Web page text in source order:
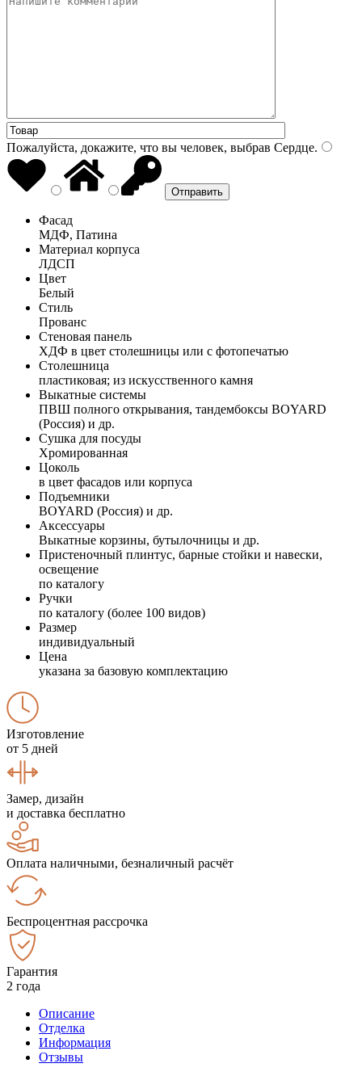
Пожалуйста, докажите, что вы человек, выбрав Сердце.
Фасад
МДФ, Патина
Материал корпуса
ЛДСП
Цвет
Белый
Стиль
Прованс
Стеновая панель
ХДФ в цвет столешницы или с фотопечатью
Столешница
пластиковая; из искусственного камня
Выкатные системы
ПВШ полного открывания, тандембоксы BOYARD
(Россия) и др.
Сушка для посуды
Хромированная
Цоколь
в цвет фасадов или корпуса
Подъемники
BOYARD (Россия) и др.
Аксессуары
Выкатные корзины, бутылочницы и др.
Пристеночный плинтус, барные стойки и навески,
освещение
по каталогу
Ручки
по каталогу (более 100 видов)
Размер
индивидуальный
Цена
указана за базовую комплектацию
Изготовление
от 5 дней
Замер, дизайн
и доставка бесплатно
Оплата наличными, безналичный расчёт
Беспроцентная рассрочка
Гарантия
2 года
Описание
Отделка
Информация
Отзывы